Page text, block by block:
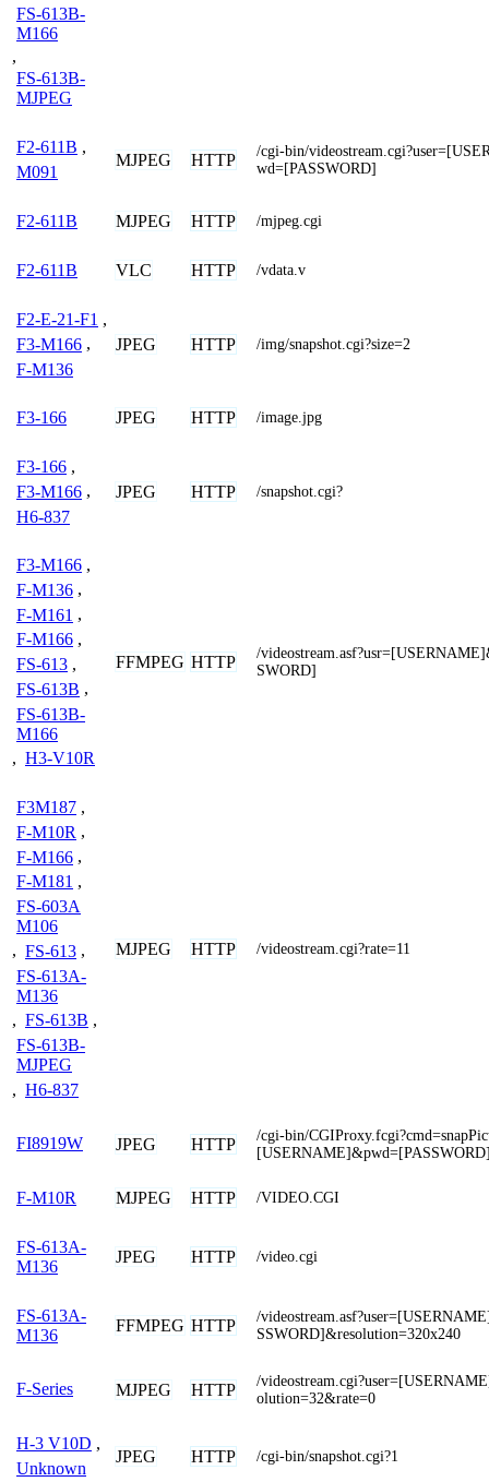
FS-613B-
M166
,
FS-613B-
MJPEG
F2-611B ,
M091
MJPEG HTTP
/cgi-bin/
wd=[PASSWORD]
F2-611B MJPEG HTTP /mjpeg.cgi
F2-611B VLC HTTP /vdata.v
F2-E-21-F1 ,
F3-M166 ,
F-M136
JPEG HTTP /img/snapshot.cgi?size=2
F3-166 JPEG HTTP /image.jpg
F3-166 ,
F3-M166 ,
H6-837
JPEG HTTP /snapshot.cgi?
F3-M166 ,
F-M136 ,
F-M161 ,
F-M166 ,
FS-613 ,
FS-613B ,
FS-613B-
M166
, H3-V10R
FFMPEG HTTP
/
SWORD]
F3M187 ,
F-M10R ,
F-M166 ,
F-M181 ,
FS-603A
M106
, FS-613 ,
FS-613A-
M136
, FS-613B ,
FS-613B-
MJPEG
, H6-837
MJPEG HTTP /videostream.cgi?rate=11
FI8919W JPEG HTTP
/cgi-bin/
F-M10R MJPEG HTTP /VIDEO.CGI
FS-613A-
M136
JPEG HTTP /video.cgi
FS-613A-
M136
FFMPEG HTTP
/
SSWORD]&resolution=320x240
F-Series MJPEG HTTP
/
olution=32&rate=0
H-3 V10D ,
Unknown
JPEG HTTP /cgi-bin/snapshot.cgi?1